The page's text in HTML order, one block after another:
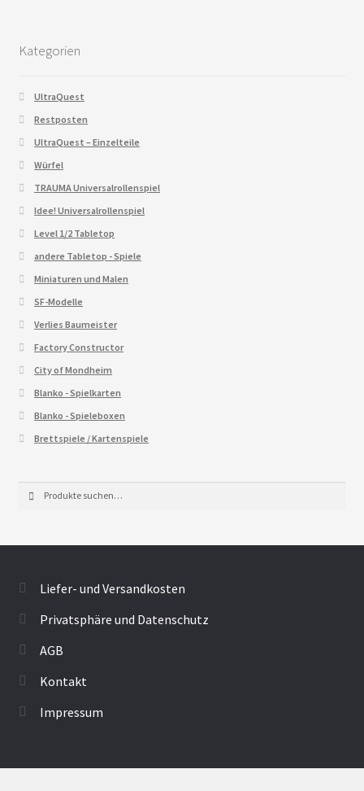
Kategorien
UltraQuest
Restposten
UltraQuest – Einzelteile
Würfel
TRAUMA Universalrollenspiel
Idee! Universalrollenspiel
Level 1/2 Tabletop
andere Tabletop - Spiele
Miniaturen und Malen
SF-Modelle
Verlies Baumeister
Factory Constructor
City of Mondheim
Blanko - Spielkarten
Blanko - Spieleboxen
Brettspiele / Kartenspiele
nach:
Liefer- und Versandkosten
Privatsphäre und Datenschutz
AGB
Kontakt
Impressum